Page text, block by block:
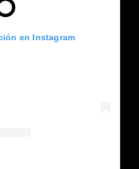
en Instagram